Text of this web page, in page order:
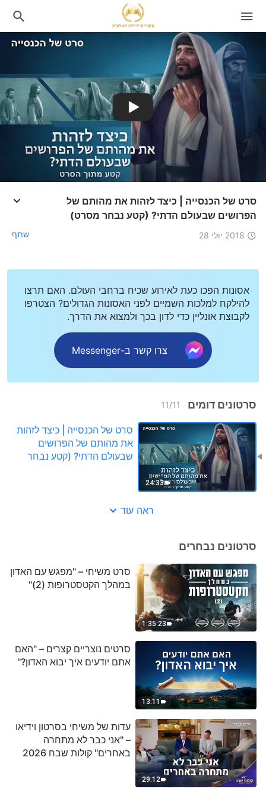
סרט של הכנסייה | כיצד לזהות את מהותם של
הפרושים שבעולם הדתי? (קטע נבחר מסרט)
2018 יולי 28 שתף
אסונות הפכו כעת לאירוע שכיח ברחבי העולם. האם תרצו
להילקח למלכות השמיים לפני האסונות הגדולים? הצטרפו
לקבוצת אונליין כדי לדון בכך ולמצוא את הדרך.
צרו קשר ב-Messenger
סרטונים דומים 11/11
24:33
סרט של הכנסייה | כיצד לזהות
את מהותם של הפרושים
שבעולם הדתי? (קטע נבחר
ראה עוד
סרטונים נבחרים
1:35:23
סרט משיחי – "מפגש עם האדון
במהלך הקטסטרופות (2)"
13:11
סרטים נוצריים קצרים – "האם
אתם יודעים איך יבוא האדון?"
29:12
עדות של משיחי בסרטון וידיאו
– "אני כבר לא מתחרה
באחרים" קולות שבח 2026